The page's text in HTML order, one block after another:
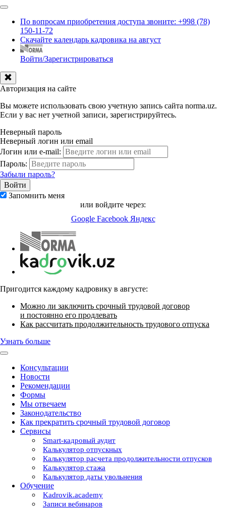
По вопросам приобретения доступа звоните: +998 (78)
150-11-72
Скачайте календарь кадровика на август
Войти/Зарегистрироваться
Авторизация на сайте
Вы можете использовать свою учетную запись сайта norma.uz.
Если у вас нет учетной записи, зарегистрируйтесь.
Неверный пароль
Неверный логин или email
Логин или e-mail:
Пароль:
Забыли пароль?
Запомнить меня
или войдите через:
Google Facebook Яндекс
Пригодится каждому кадровику в августе:
Можно ли заключить срочный трудовой договор
и постоянно его продлевать
Как рассчитать продолжительность трудового отпуска
Узнать больше
Консультации
Новости
Рекомендации
Формы
Мы отвечаем
Законодательство
Как прекратить срочный трудовой договор
Сервисы
Smart-кадровый аудит
Калькулятор отпускных
Калькулятор расчета продолжительности отпусков
Калькулятор стажа
Калькулятор даты увольнения
Обучение
Kadrovik.academy
Записи вебинаров